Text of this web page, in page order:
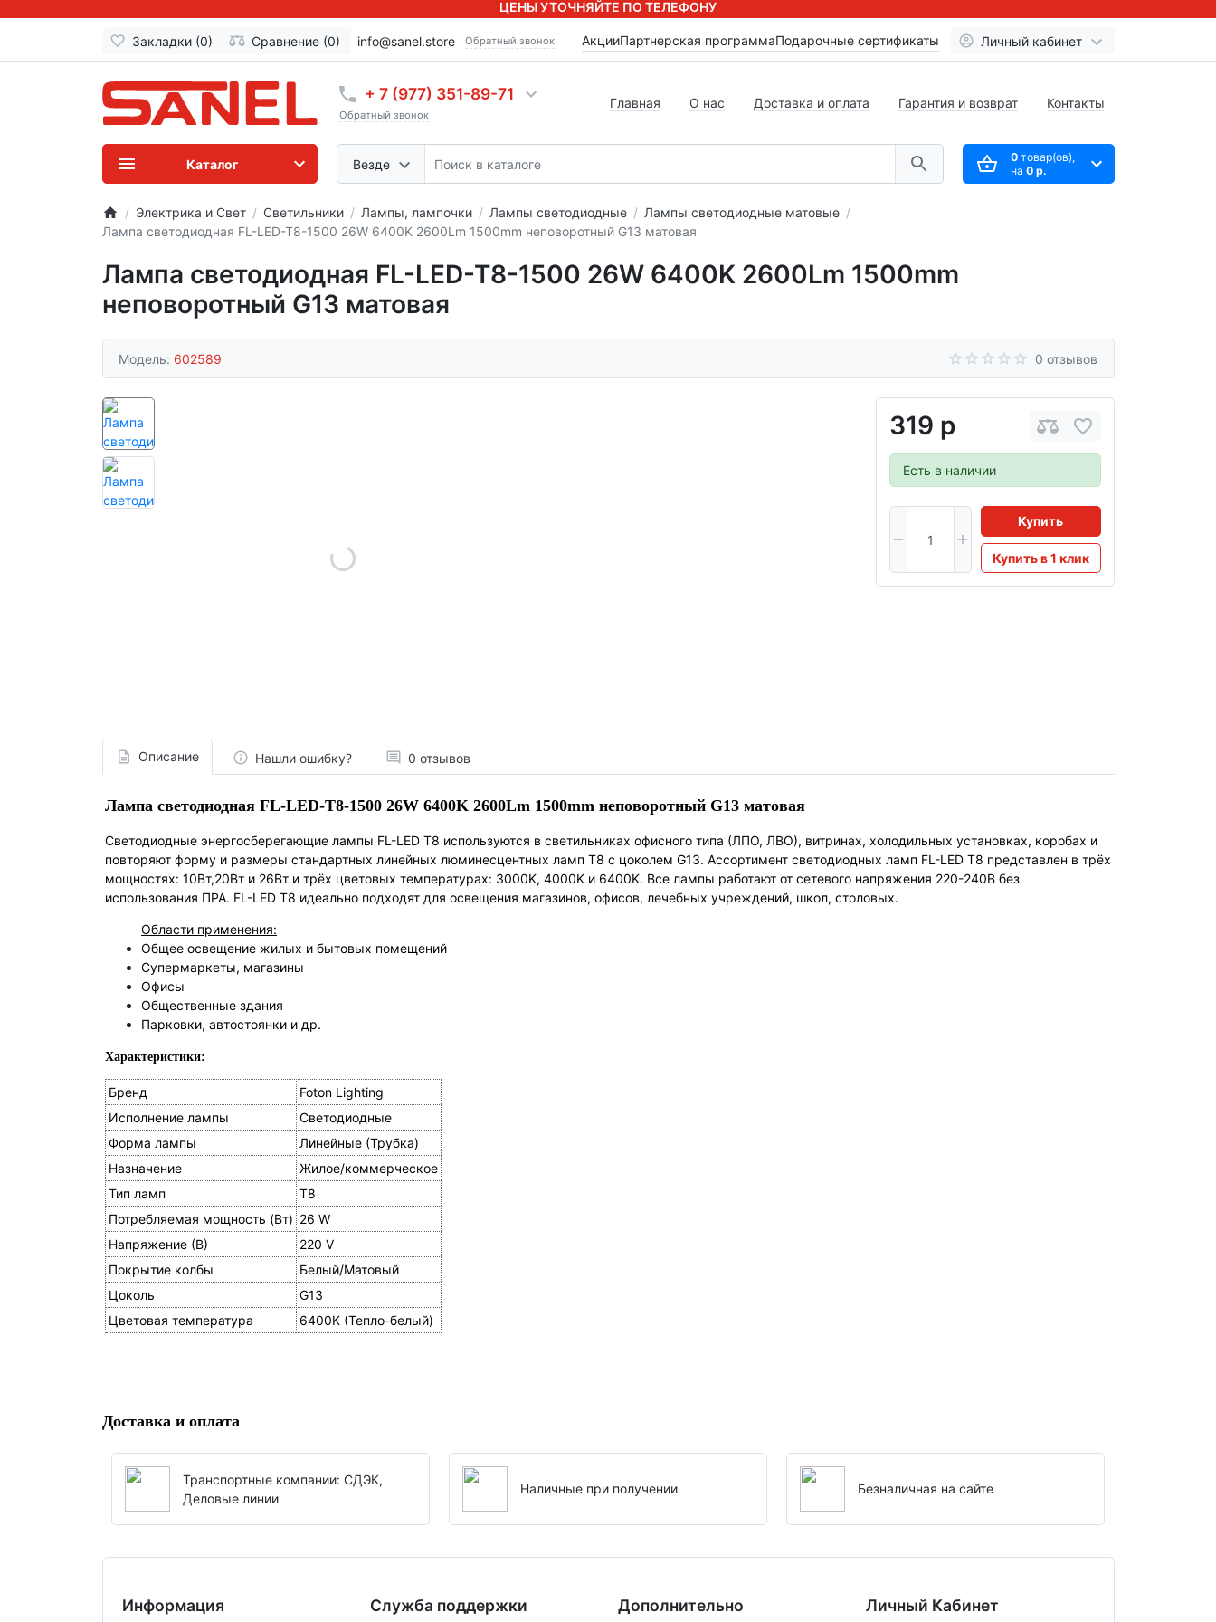
ЦЕНЫ УТОЧНЯЙТЕ ПО ТЕЛЕФОНУ
Закладки (0) Сравнение (0) info@sanel.store Обратный звонок АкцииПартнерская программаПодарочные сертификаты Личный кабинет
+ 7 (977) 351-89-71
Обратный звонок
Везде
Главная О нас Доставка и оплата Гарантия и возврат Контакты
0товар(ов),
на 0 р.
Каталог
Электрика и Свет Светильники Лампы, лампочки Лампы светодиодные
Лампы светодиодные матовые
Лампа светодиодная FL-LED-T8-1500 26W 6400K 2600Lm 1500mm неповоротный G13 матовая
Лампа светодиодная FL-LED-T8-1500 26W 6400K 2600Lm 1500mm
неповоротный G13 матовая
Модель: 602589 0 отзывов
319 р
Есть в наличии
Купить
Купить в 1 клик
Описание Нашли ошибку? 0 отзывов
Лампа светодиодная FL-LED-T8-1500 26W 6400K 2600Lm 1500mm неповоротный G13 матовая
Светодиодные энергосберегающие лампы FL-LED T8 используются в светильниках офисного типа (ЛПО, ЛВО), витринах, холодильных установках, коробах и
повторяют форму и размеры стандартных линейных люминесцентных ламп T8 с цоколем G13. Ассортимент светодиодных ламп FL-LED T8 представлен в трёх
мощностях: 10Вт,20Вт и 26Вт и трёх цветовых температурах: 3000K, 4000K и 6400K. Все лампы работают от сетевого напряжения 220-240В без
использования ПРА. FL-LED T8 идеально подходят для освещения магазинов, офисов, лечебных учреждений, школ, столовых.
Области применения:
Общее освещение жилых и бытовых помещений
Супермаркеты, магазины
Офисы
Общественные здания
Парковки, автостоянки и др.
Характеристики:
Бренд
Foton Lighting
Исполнение лампы
Светодиодные
Форма лампы
Линейные (Трубка)
Назначение
Жилое/коммерческое
Тип ламп
T8
Потребляемая мощность (Вт) 26 W
Напряжение (В)
220 V
Покрытие колбы
Белый/Матовый
Цоколь
G13
Цветовая температура
6400K (Тепло-белый)
Доставка и оплата
Транспортные компании: СДЭК,
Деловые линии
Наличные при получении Безналичная на сайте
Информация Служба поддержки Дополнительно Личный Кабинет